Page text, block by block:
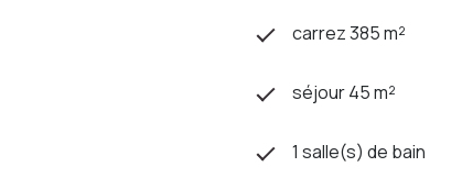
carrez 385 m²
séjour 45 m²
1 salle(s) de bain